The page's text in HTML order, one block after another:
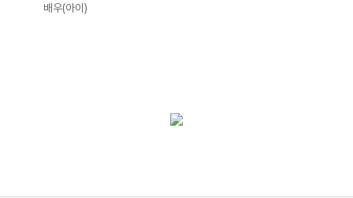
배우(아이)